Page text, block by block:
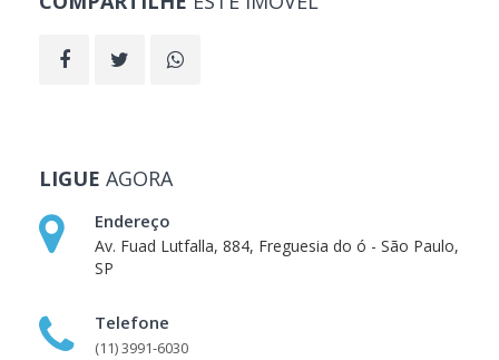
LIGUE AGORA
Endereço
Av. Fuad Lutfalla, 884, Freguesia do ó - São Paulo,
SP
Telefone
(11) 3991-6030